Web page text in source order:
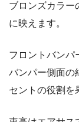
ブロンズカラー
に映えます。
フロントバンパ
バンパー側面の
セントの役割を